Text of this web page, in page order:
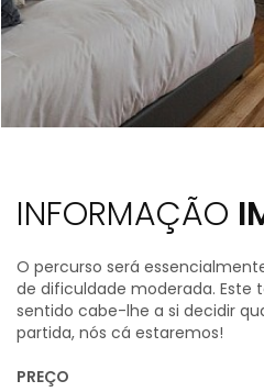
INFORMAÇÃO
O percurso será
de dificuldade moderada. Este
sentido cabe-lhe a si decidir
partida, nós cá estaremos!
PREÇO